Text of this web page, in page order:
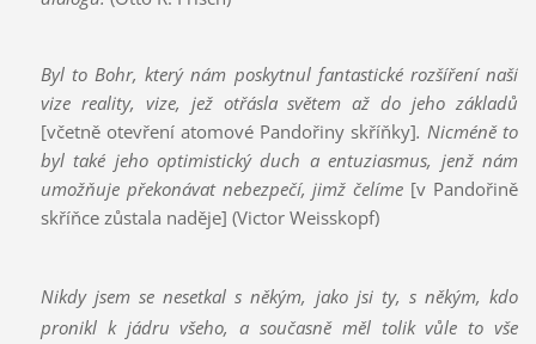
Byl to Bohr, který nám poskytnul fantastické rozšíření naší
vize reality, vize, jež otřásla světem až do jeho základů
[včetně otevření atomové Pandořiny skříňky]. Nicméně to
byl také jeho optimistický duch a entuziasmus, jenž nám
umožňuje překonávat nebezpečí, jimž čelíme [v Pandořině
skříňce zůstala naděje] (Victor Weisskopf)
Nikdy jsem se nesetkal s někým, jako jsi ty, s někým, kdo
pronikl k jádru všeho, a současně měl tolik vůle to vše